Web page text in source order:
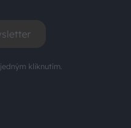
kliknutím.